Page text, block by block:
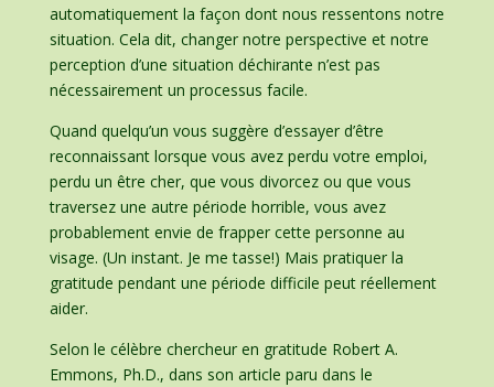
automatiquement la façon dont nous ressentons notre
situation. Cela dit, changer notre perspective et notre
perception d’une situation déchirante n’est pas
nécessairement un processus facile.
Quand quelqu’un vous suggère d’essayer d’être
reconnaissant lorsque vous avez perdu votre emploi,
perdu un être cher, que vous divorcez ou que vous
traversez une autre période horrible, vous avez
probablement envie de frapper cette personne au
visage. (Un instant. Je me tasse!) Mais pratiquer la
gratitude pendant une période difficile peut réellement
aider.
Selon le célèbre chercheur en gratitude Robert A.
Emmons, Ph.D., dans son article paru dans le